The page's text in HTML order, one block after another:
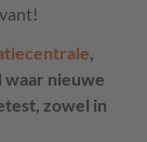
nieuwe
zowel in